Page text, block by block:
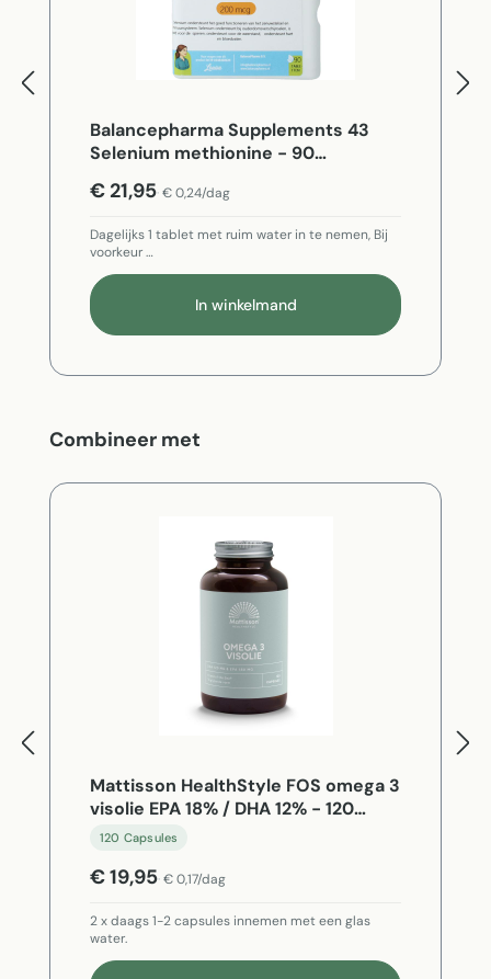
Balancepharma Supplements 43
Selenium methionine - 90
€ 21,95 € 0,24/dag
Dagelijks 1 tablet met ruim water in te nemen, Bij
voorkeur …
In winkelmand
Productgalerij overslaan
Combineer met
Mattisson HealthStyle FOS omega 3
visolie EPA 18% / DHA 12% - 120
Capsules
120 Capsules
€ 19,95 € 0,17/dag
2 x daags 1-2 capsules innemen met een glas
water.